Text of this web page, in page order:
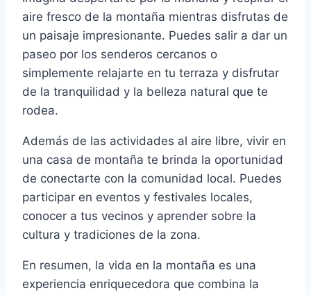
aire fresco de la montaña mientras disfrutas de
un paisaje impresionante. Puedes salir a dar un
paseo por los senderos cercanos o
simplemente relajarte en tu terraza y disfrutar
de la tranquilidad y la belleza natural que te
rodea.
Además de las actividades al aire libre, vivir en
una casa de montaña te brinda la oportunidad
de conectarte con la comunidad local. Puedes
participar en eventos y festivales locales,
conocer a tus vecinos y aprender sobre la
cultura y tradiciones de la zona.
En resumen, la vida en la montaña es una
experiencia enriquecedora que combina la